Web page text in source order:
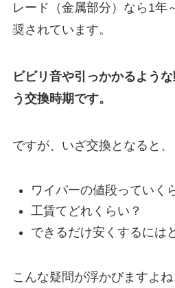
レード（金属部分）なら1年
奨されています。
ビビリ音や引っかかるよう
う交換時期です。
ですが、いざ交換となると、
ワイパーの値段っていく
工賃てどれくらい？
できるだけ安くするには
こんな疑問が浮かびますよ